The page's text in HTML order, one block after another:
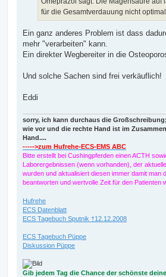
für die Gesamtverdauung nicht
Ein ganz anderes Problem ist dass
mehr "verarbeiten" kann.
Ein direkter Wegbereiter in die
Und solche Sachen sind frei verkäuflich!
Eddi
sorry, ich kann durchaus die
wie vor und die rechte Hand ist im
Hand....
----->zum Hufrehe-ECS-EMS ABC
Bitte erstellt bei Cushingpferden einen ACTH
Laborergebnissen (wenn vorhanden), der
wurden und aktualisiert diesen immer damit man
beantworten und wertvolle Zeit für den
Hufrehe
ECS Datenblatt
ECS Tagebuch Sputnik †12.12.2008
ECS Tagebuch Püppe
Diskussion Püppe
Gib jedem Tag die Chance der schönste